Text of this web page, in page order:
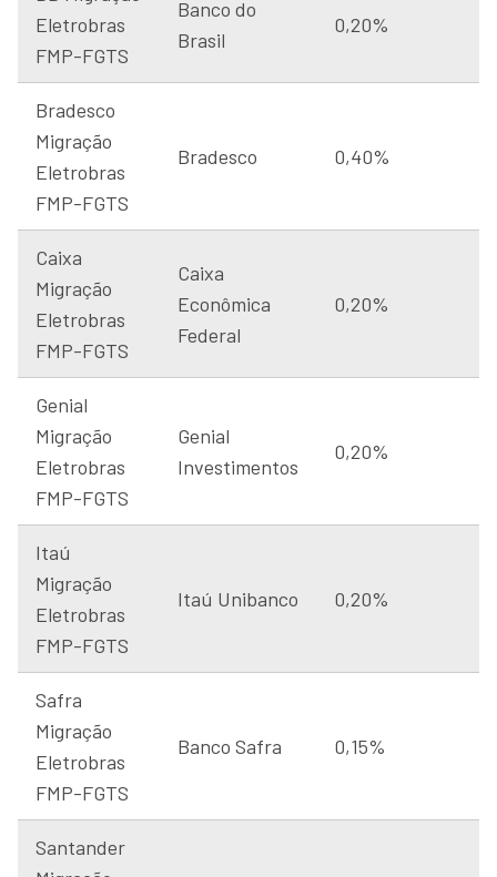
Eletrobras
FMP-FGTS
Banco do
Brasil
0,20%
Bradesco
Migração
Eletrobras
FMP-FGTS
Bradesco 0,40%
Caixa
Migração
Eletrobras
FMP-FGTS
Caixa
Econômica
Federal
0,20%
Genial
Migração
Eletrobras
FMP-FGTS
Genial
Investimentos
0,20%
Itaú
Migração
Eletrobras
FMP-FGTS
Itaú Unibanco 0,20%
Safra
Migração
Eletrobras
FMP-FGTS
Banco Safra 0,15%
Santander